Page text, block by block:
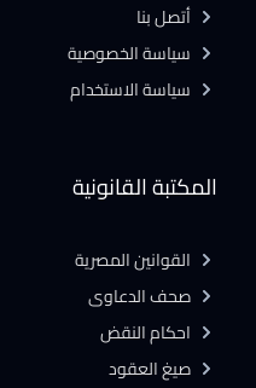
المكتبة القانونية
القوانين المصرية
صحف الدعاوى
احكام النقض
صيغ العقود
أتصل بنا
سياسة الخصوصية
سياسة الاستخدام